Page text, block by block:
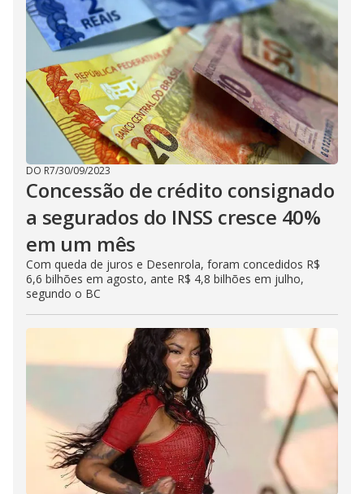
DO R7/30/09/2023
Concessão de crédito consignado
a segurados do INSS cresce 40%
em um mês
Com queda de juros e Desenrola, foram concedidos R$
6,6 bilhões em agosto, ante R$ 4,8 bilhões em julho,
segundo o BC